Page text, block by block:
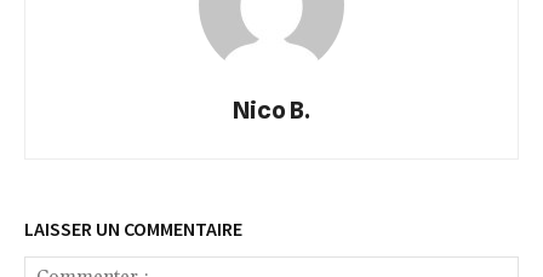
Nico B.
LAISSER UN COMMENTAIRE